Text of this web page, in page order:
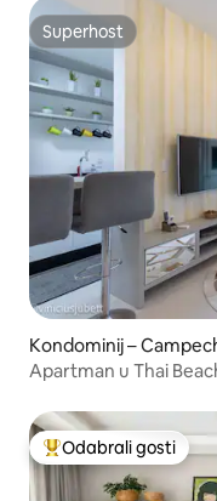
Superhost
Superhost
Kondominij –
Apartman u Thai
Među najviše
Odabrali gosti